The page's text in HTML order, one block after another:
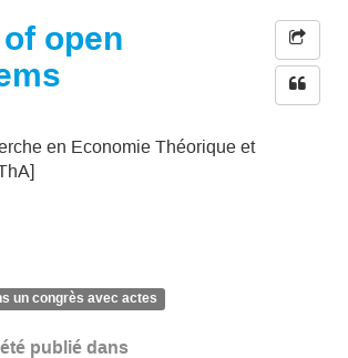
open
en Economie Théorique et
un congrès avec actes
publié dans